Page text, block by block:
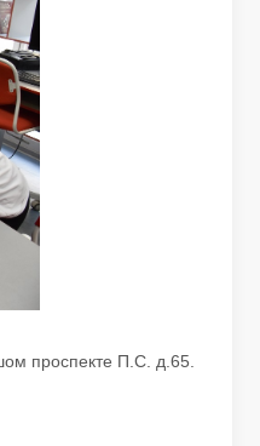
проспекте П.С. д.65.